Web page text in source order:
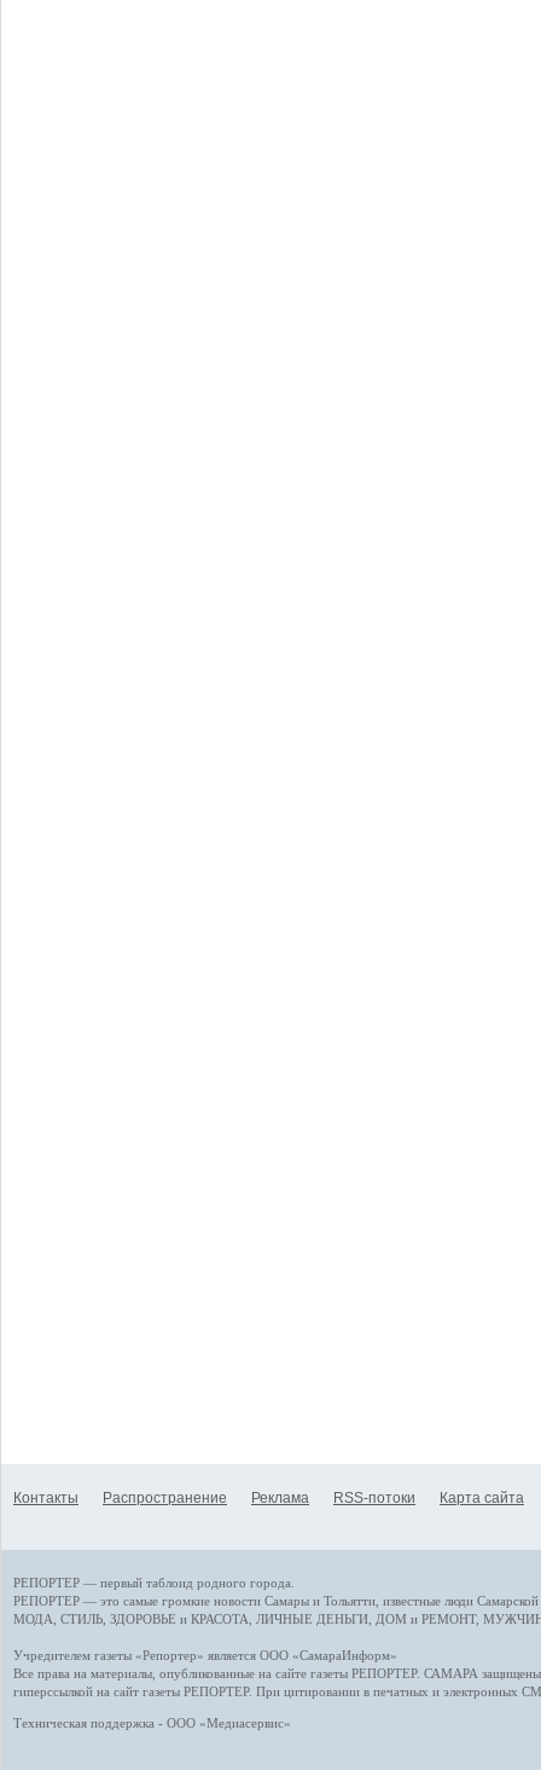
Контакты Распространение Реклама RSS-потоки Карта сайта
РЕПОРТЕР — первый таблоид родного города.
РЕПОРТЕР — это самые громкие новости Самары и Тольятти, известные люди
МОДА, СТИЛЬ ЗДОРОВЬЕ и КРАСОТА ЛИЧНЫЕ ДЕНЬГИ ДОМ и РЕМОНТ,
Учредителем газеты «Репортер» является ООО «СамараИнформ»
Все права на материалы, опубликованные на сайте газеты РЕПОРТЕР. САМАРА защищены.
гиперссылкой на сайт газеты РЕПОРТЕР. При цитировании в печатных и электронных
Техническая поддержка - ООО «Медиасервис»